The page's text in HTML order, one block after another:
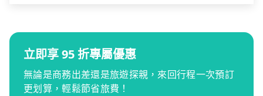
立即享 95 折專屬優惠
無論是商務出差還是旅遊探親，來回行程一次預訂
更划算，輕鬆節省旅費！